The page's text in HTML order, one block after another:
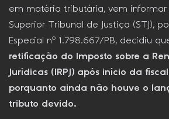
em matéria tributária, vem informar
Superior Tribunal de Justiça (STJ),
Especial nº 1.798.667/PB, decidiu
retificação do Imposto sobre a
Jurídicas (IRPJ) após início da
porquanto ainda não houve o
tributo devido.